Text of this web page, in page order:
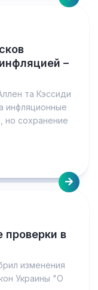
–
та Кэссиди
инфляционные
но сохранение
проверки в
изменения
Украины "О